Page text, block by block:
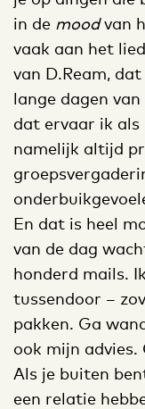
in de moodvan
vaak aan het
van D.Ream,
lange dagen
dat ervaar ik als
namelijk altijd
En dat is heel
van de dag
honderd mails.
tussendoor –
pakken. Ga
ook mijn
Als je buiten
een relatie